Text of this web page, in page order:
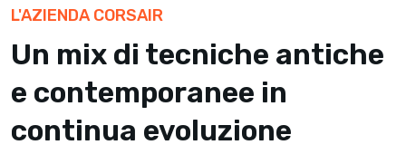
L'AZIENDA CORSAIR
Un mix di tecniche antiche
e contemporanee in
continua evoluzione